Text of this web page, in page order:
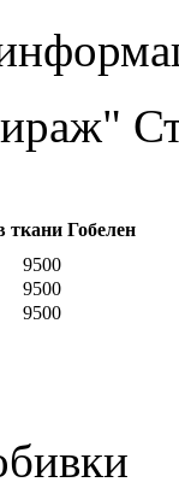
ткани Гобелен
9500
9500
9500